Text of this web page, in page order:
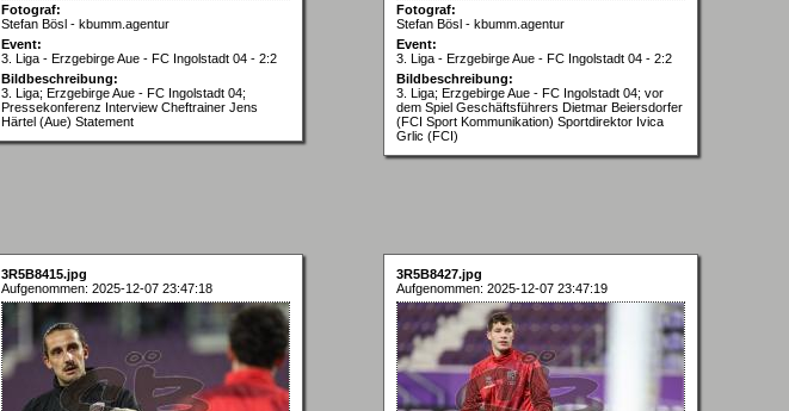
Fotograf:
Stefan Bösl - kbumm.agentur
Event:
3. Liga - Erzgebirge Aue - FC Ingolstadt 04 - 2:2
Bildbeschreibung:
3. Liga; Erzgebirge Aue - FC Ingolstadt 04;
Pressekonferenz Interview Cheftrainer Jens
Härtel (Aue) Statement
Fotograf:
Stefan Bösl - kbumm.agentur
Event:
3. Liga - Erzgebirge Aue - FC Ingolstadt 04 - 2:2
Bildbeschreibung:
3. Liga; Erzgebirge Aue - FC Ingolstadt 04; vor
dem Spiel Geschäftsführers Dietmar Beiersdorfer
(FCI Sport Kommunikation) Sportdirektor Ivica
Grlic (FCI)
3R5B8415.jpg
Aufgenommen: 2025-12-07 23:47:18
3R5B8427.jpg
Aufgenommen: 2025-12-07 23:47:19